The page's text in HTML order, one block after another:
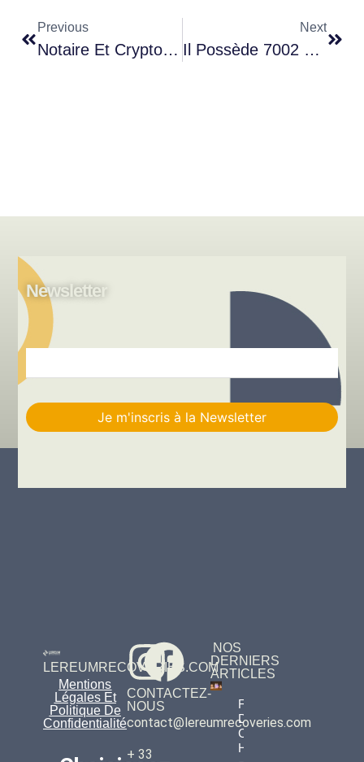
Previous
Notaire Et Crypto-Recovery
Next
Il Possède 7002 Bitcoin…mais Ne Peut Pas Y Accéder Depuis 10 Ans
Newsletter
LEREUMRECOVERIES.COM
Mentions
Légales Et
Politique De
Confidentialité
CONTACTEZ-
NOUS
contact@lereumrecoveries.com
+ 33
NOS
DERNIERS
ARTICLES
Fiscalité
Des
Cryptos
Héritées